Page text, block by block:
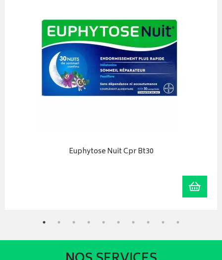
Euphytose Nuit Cpr Bt30